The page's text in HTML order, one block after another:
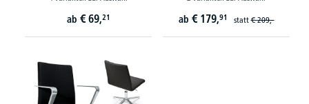
ab € 69,21 ab € 179,91 statt€ 209,-